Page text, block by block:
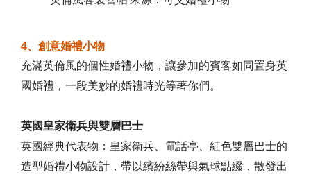
4、創意婚禮小物
充滿英倫風的個性婚禮小物，讓參加的賓客如同置身英
國婚禮，一段美妙的婚禮時光等著你們。
英國皇家衛兵與雙層巴士
英國經典代表物：皇家衛兵、電話亭、紅色雙層巴士的
造型婚禮小物設計，帶以繽紛絲帶與氣球點綴，散發出